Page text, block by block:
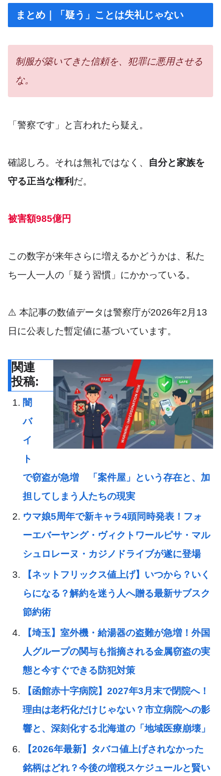
まとめ｜「疑う」ことは失礼じゃない
制服が築いてきた信頼を、犯罪に悪用させる
な。
「警察です」と言われたら疑え。
確認しろ。それは無礼ではなく、 自分と家族を
守る正当な権利 だ。
被害額985億円
この数字が来年さらに増えるかどうかは、私た
ち一人一人の「疑う習慣」にかかっている。
⚠️ 本記事の数値データは警察庁が2026年2月13
日に公表した暫定値に基づいています。
関連
投稿:
闇
バ
イ
ト
で窃盗が急増 「案件屋」という存在と、加
担してしまう人たちの現実
ウマ娘5周年で新キャラ4頭同時発表！フォ
ーエバーヤング・ヴィクトワールピサ・マル
シュロレーヌ・カジノドライブが遂に登場
【ネットフリックス値上げ】いつから？いく
らになる？解約を迷う人へ贈る最新サブスク
節約術
【埼玉】室外機・給湯器の盗難が急増！外国
人グループの関与も指摘される金属窃盗の実
態と今すぐできる防犯対策
【函館赤十字病院】2027年3月末で閉院へ！
理由は老朽化だけじゃない？市立病院への影
響と、深刻化する北海道の「地域医療崩壊」
【2026年最新】タバコ値上げされなかった
銘柄はどれ？今後の増税スケジュールと賢い